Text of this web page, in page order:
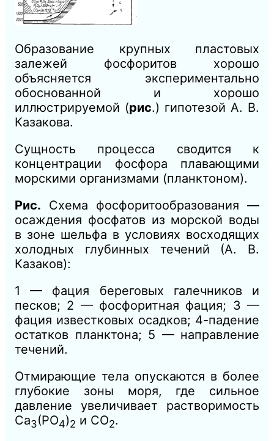
Образование крупных пластовых
залежей фосфоритов хорошо
объясняется экспериментально
обоснованной и хорошо
иллюстрируемой (рис.) гипотезой А. В.
Казакова.
Сущность процесса сводится к
концентрации фосфора плавающими
морскими организмами (планктоном).
Рис. Схема фосфоритообразования —
осаждения фосфатов из морской воды
в зоне шельфа в условиях восходящих
холодных глубинных течений (А. В.
Казаков):
1 — фация береговых галечников и
песков; 2 — фосфоритная фация; 3 —
фация известковых осадков; 4-падение
остатков планктона; 5 — направление
течений.
Отмирающие тела опускаются в более
глубокие зоны моря, где сильное
давление увеличивает растворимость
Са3(РО4)2 и СО2.